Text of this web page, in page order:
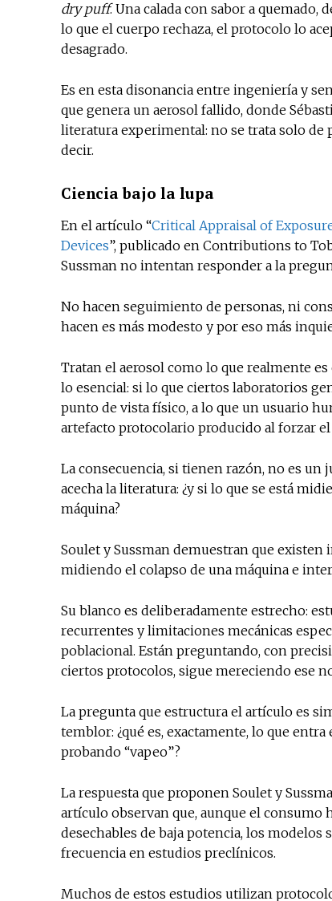
dry puff. Una calada con sabor a
lo que el cuerpo rechaza, el protocolo lo
desagrado.
Es en esta disonancia entre ingeniería y
que genera un aerosol fallido, donde
literatura experimental: no se trata solo de
decir.
Ciencia bajo la lupa
En el artículo “Critical Appraisal of
Devices”, publicado en Contributions to
Sussman no intentan responder a la
No hacen seguimiento de personas, ni
hacen es más modesto y por eso más
Tratan el aerosol como lo que realmente
lo esencial: si lo que ciertos laboratorios
punto de vista físico, a lo que un usuario
artefacto protocolario producido al forzar
La consecuencia, si tienen razón, no es un
acecha la literatura: ¿y si lo que se está
máquina?
Soulet y Sussman demuestran que
midiendo el colapso de una máquina e
Su blanco es deliberadamente estrecho:
recurrentes y limitaciones mecánicas
poblacional. Están preguntando, con
ciertos protocolos, sigue mereciendo ese
La pregunta que estructura el artículo es
temblor: ¿qué es, exactamente, lo que
probando “vapeo”?
La respuesta que proponen Soulet y
artículo observan que, aunque el consumo
desechables de baja potencia, los
frecuencia en estudios preclínicos.
Muchos de estos estudios utilizan